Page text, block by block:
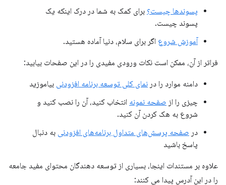
پسوندها چیست؟ برای کمک به شما در درک اینکه یک
پسوند چیست.
آموزش شروع اگر برای سلام، دنیا آماده هستید.
فراتر از آن، ممکن است نکات ورودی مفیدی را در این صفحات بیابید:
دامنه موارد را در نمای کلی توسعه برنامه افزودنی بیاموزید
چیزی را از صفحه نمونه انتخاب کنید، آن را نصب کنید و
شروع به هک کردن آن کنید.
در صفحه پرسش‌های متداول برنامه‌های افزودنی به دنبال
پاسخ باشید
علاوه بر مستندات اینجا، بسیاری از توسعه دهندگان محتوای مفید جامعه
را در این آدرس پیدا می کنند: